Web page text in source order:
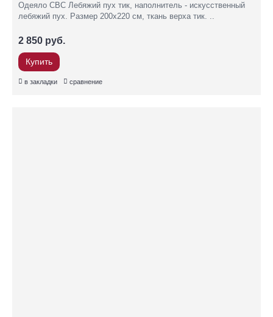
Одеяло СВС Лебяжий пух тик, наполнитель - искусственный
лебяжий пух. Размер 200х220 см, ткань верха тик. ..
2 850 руб.
Купить
в закладки сравнение